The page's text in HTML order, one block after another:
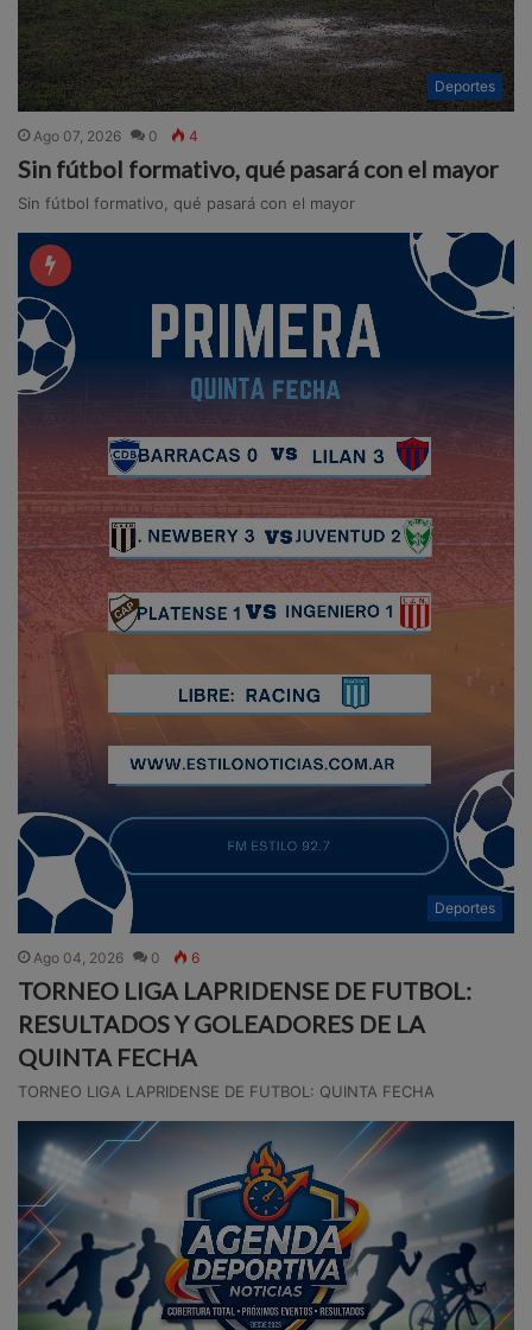
Deportes
Ago 07, 2026 0 4
Sin fútbol formativo, qué pasará con el mayor
Sin fútbol formativo, qué pasará con el mayor
Deportes
Ago 04, 2026 0 6
TORNEO LIGA LAPRIDENSE DE FUTBOL:
RESULTADOS Y GOLEADORES DE LA
QUINTA FECHA
TORNEO LIGA LAPRIDENSE DE FUTBOL: QUINTA FECHA